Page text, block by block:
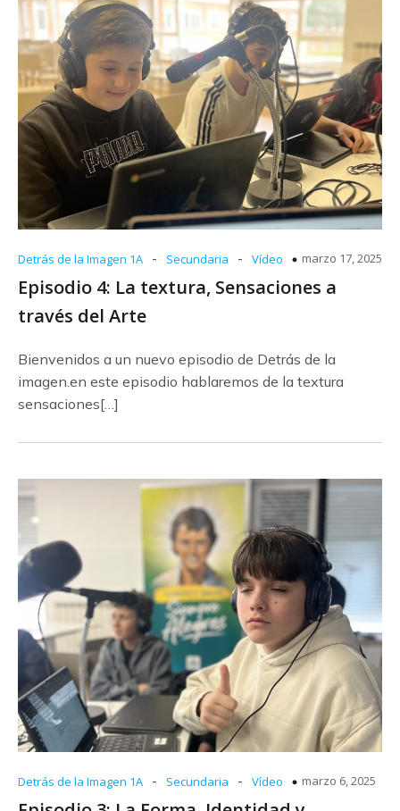
Detrás de la Imagen 1A - Secundaria - Vídeo marzo 17, 2025
Episodio 4: La textura, Sensaciones a
través del Arte
Bienvenidos a un nuevo episodio de Detrás de la
imagen.en este episodio hablaremos de la textura
sensaciones[…]
Detrás de la Imagen 1A - Secundaria - Vídeo marzo 6, 2025